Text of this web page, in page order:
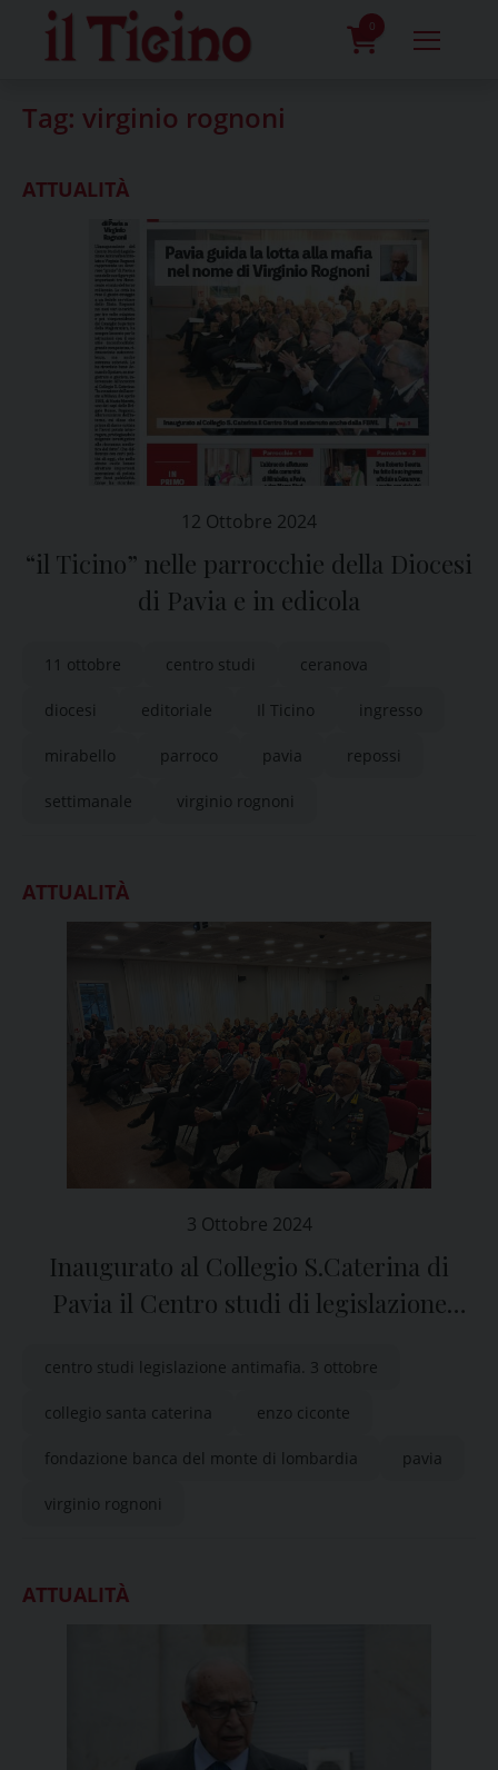
content
0
Tag: virginio rognoni
ATTUALITÀ
12 Ottobre 2024
“il Ticino” nelle parrocchie della Diocesi
di Pavia e in edicola
11 ottobre centro studi ceranova
diocesi editoriale Il Ticino ingresso
mirabello parroco pavia repossi
settimanale virginio rognoni
ATTUALITÀ
3 Ottobre 2024
Inaugurato al Collegio S.Caterina di
Pavia il Centro studi di legislazione
centro studi legislazione antimafia. 3 ottobre
collegio santa caterina enzo ciconte
fondazione banca del monte di lombardia pavia
virginio rognoni
ATTUALITÀ